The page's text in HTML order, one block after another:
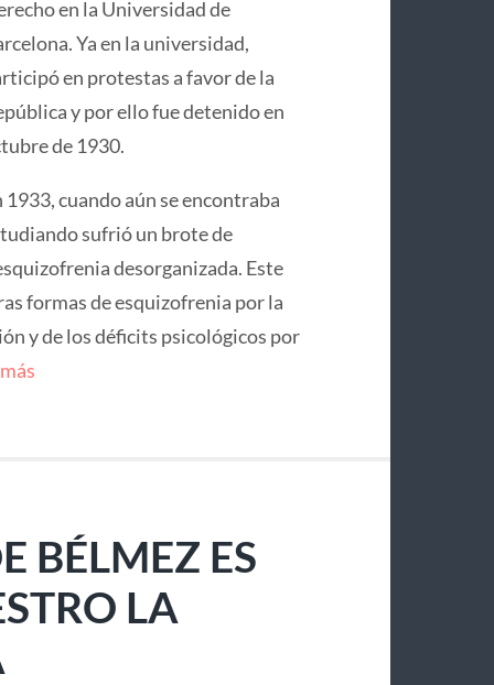
en la Universidad de
Ya en la universidad,
en protestas a favor de la
y por ello fue detenido en
de 1930.
1933, cuando aún se encontraba
sufrió un brote de
desorganizada. Este
formas de esquizofrenia por la
y de los déficits psicológicos por
BÉLMEZ ES
LA